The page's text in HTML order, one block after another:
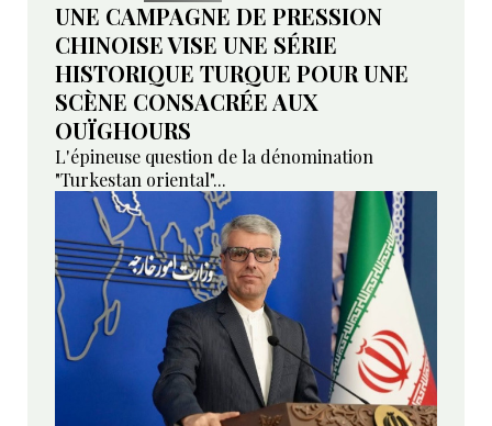
UNE CAMPAGNE DE PRESSION
CHINOISE VISE UNE SÉRIE
HISTORIQUE TURQUE POUR UNE
SCÈNE CONSACRÉE AUX
OUÏGHOURS
L'épineuse question de la dénomination
"Turkestan oriental"...